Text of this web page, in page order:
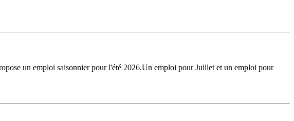
un emploi saisonnier pour l'été 2026.Un emploi pour Juillet et un emploi pour